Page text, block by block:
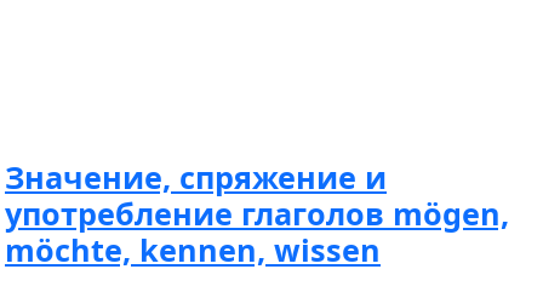
Значение, спряжение и
употребление глаголов mögen,
möchte, kennen, wissen